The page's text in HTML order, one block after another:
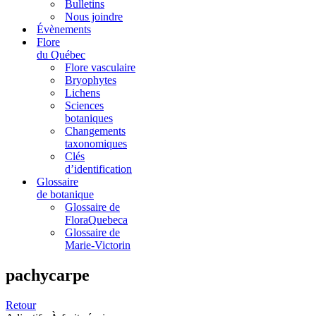
Bulletins
Nous joindre
Évènements
Flore
du Québec
Flore vasculaire
Bryophytes
Lichens
Sciences
botaniques
Changements
taxonomiques
Clés
d’identification
Glossaire
de botanique
Glossaire de
FloraQuebeca
Glossaire de
Marie-Victorin
pachycarpe
Retour